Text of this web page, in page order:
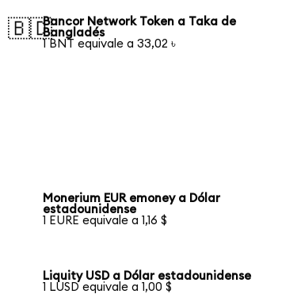
🇧🇩Bancor Network Token a Taka de
Bangladés
1 BNT equivale a 33,02 ৳
Monerium EUR emoney a Dólar
estadounidense
1 EURE equivale a 1,16 $
Liquity USD a Dólar estadounidense
1 LUSD equivale a 1,00 $